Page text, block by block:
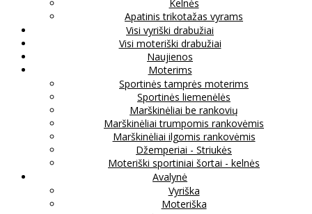
Kelnės
Apatinis trikotažas vyrams
Visi vyriški drabužiai
Visi moteriški drabužiai
Naujienos
Moterims
Sportinės tamprės moterims
Sportinės liemenėlės
Marškinėliai be rankovių
Marškinėliai trumpomis rankovėmis
Marškinėliai ilgomis rankovėmis
Džemperiai - Striukės
Moteriški sportiniai šortai - kelnės
Avalynė
Vyriška
Moteriška